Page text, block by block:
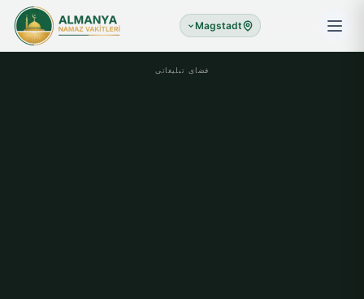
Magstadt
فضای تبلیغاتی